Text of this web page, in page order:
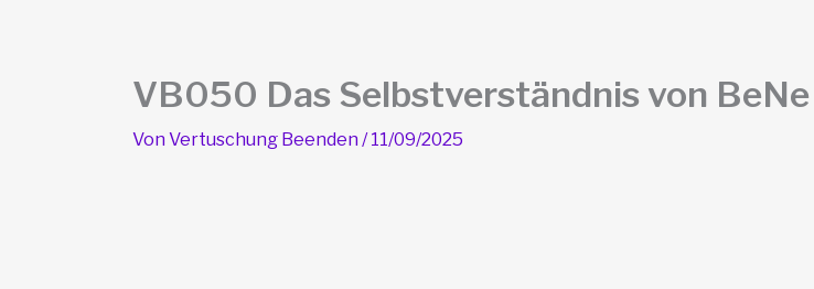
VB050 Das Selbstverständnis von BeNe
VonVertuschung Beenden/11/09/2025